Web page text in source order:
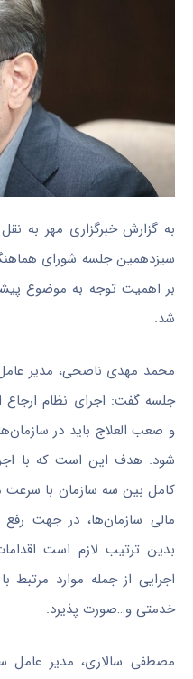
به گزارش خبرگزاری مهر به
سیزدهمین جلسه شورای
بر اهمیت توجه به موضوع
شد.
محمد مهدی ناصحی، مدیر
جلسه گفت: اجرای نظام ارجاع
و صعب العلاج باید در
شود. هدف این است که با
کامل بین سه سازمان با سرعت
مالی سازمان‌ها، در جهت
بدین ترتیب لازم است
اجرایی از جمله موارد مرتبط
خدمتی و…صورت پذیرد.
مصطفی سالاری، مدیر عامل